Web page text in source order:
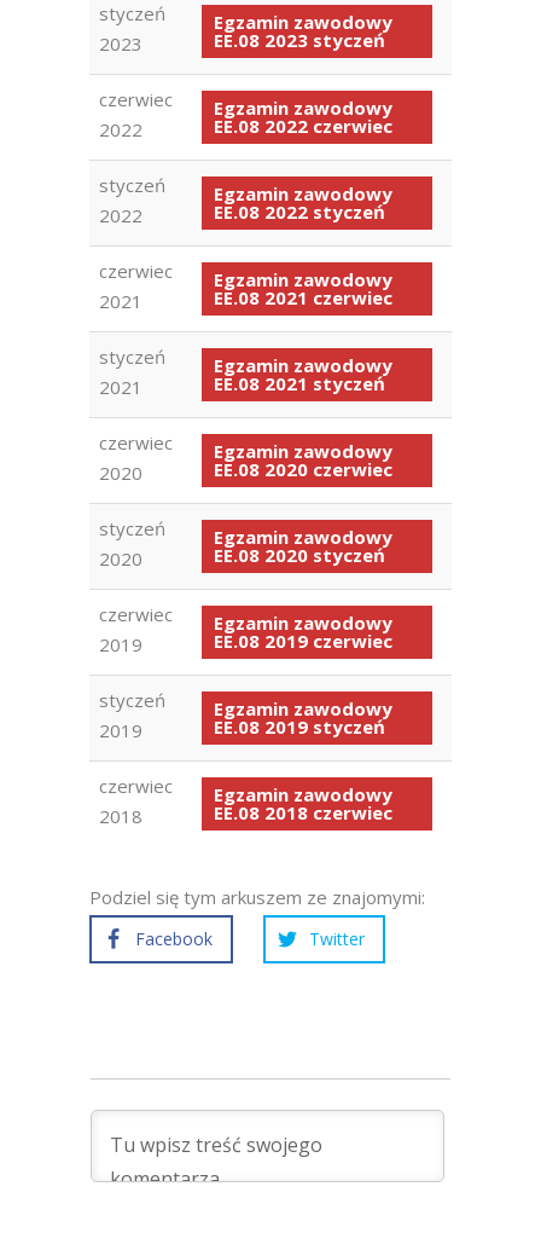
styczeń
2023
Egzamin zawodowy
EE.08 2023 styczeń
czerwiec
2022
Egzamin zawodowy
EE.08 2022 czerwiec
styczeń
2022
Egzamin zawodowy
EE.08 2022 styczeń
czerwiec
2021
Egzamin zawodowy
EE.08 2021 czerwiec
styczeń
2021
Egzamin zawodowy
EE.08 2021 styczeń
czerwiec
2020
Egzamin zawodowy
EE.08 2020 czerwiec
styczeń
2020
Egzamin zawodowy
EE.08 2020 styczeń
czerwiec
2019
Egzamin zawodowy
EE.08 2019 czerwiec
styczeń
2019
Egzamin zawodowy
EE.08 2019 styczeń
czerwiec
2018
Egzamin zawodowy
EE.08 2018 czerwiec
Podziel się tym arkuszem ze znajomymi:
Facebook Twitter